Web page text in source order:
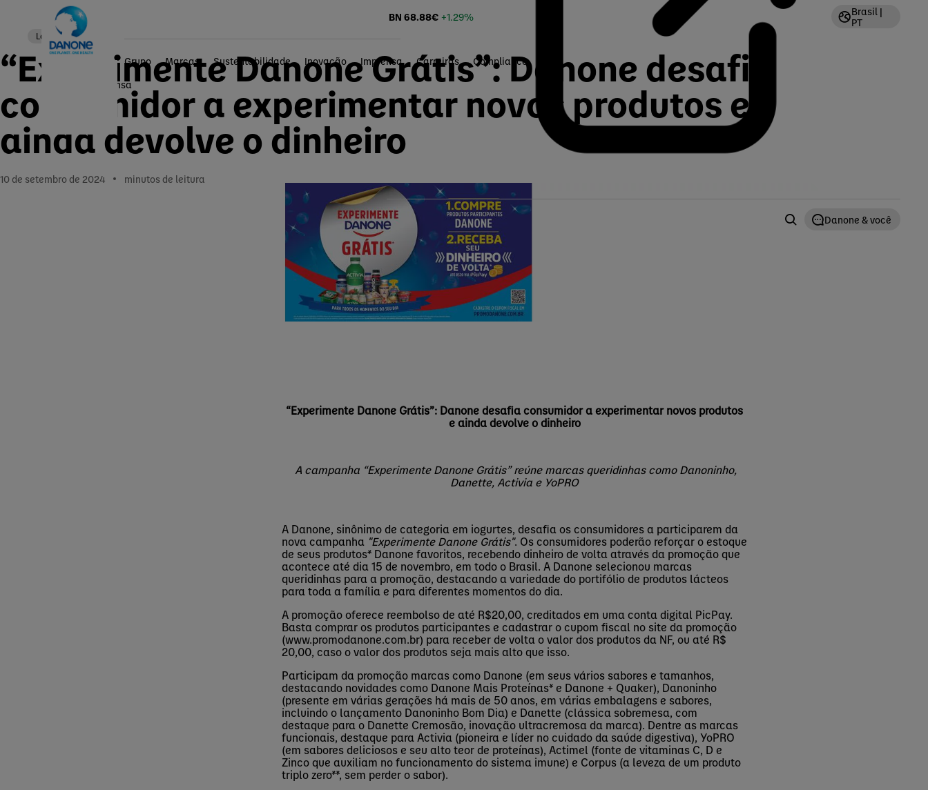
Grupo Marcas Sustentabilidade Inovação Imprensa Carreiras Compliance
BN 68.88€ +1.29%
Brasil |
PT
Danone & você
Imprensa
10 de setembro de 2024 minutos de leitura
“Experimente Danone Grátis”: Danone desafia
consumidor a experimentar novos produtos e
ainda devolve o dinheiro
Local news
“Experimente Danone Grátis”: Danone desafia consumidor a experimentar novos produtos
e ainda devolve o dinheiro
A campanha “Experimente Danone Grátis” reúne marcas queridinhas como Danoninho,
Danette, Activia e YoPRO
A Danone, sinônimo de categoria em iogurtes, desafia os consumidores a participarem da
nova campanha "Experimente Danone Grátis". Os consumidores poderão reforçar o estoque
de seus produtos* Danone favoritos, recebendo dinheiro de volta através da promoção que
acontece até dia 15 de novembro, em todo o Brasil. A Danone selecionou marcas
queridinhas para a promoção, destacando a variedade do portifólio de produtos lácteos
para toda a família e para diferentes momentos do dia.
A promoção oferece reembolso de até R$20,00, creditados em uma conta digital PicPay.
Basta comprar os produtos participantes e cadastrar o cupom fiscal no site da promoção
(www.promodanone.com.br) para receber de volta o valor dos produtos da NF, ou até R$
20,00, caso o valor dos produtos seja mais alto que isso.
Participam da promoção marcas como Danone (em seus vários sabores e tamanhos,
destacando novidades como Danone Mais Proteínas* e Danone + Quaker), Danoninho
(presente em várias gerações há mais de 50 anos, em várias embalagens e sabores,
incluindo o lançamento Danoninho Bom Dia) e Danette (clássica sobremesa, com
destaque para o Danette Cremosão, inovação ultracremosa da marca). Dentre as marcas
funcionais, destaque para Activia (pioneira e líder no cuidado da saúde digestiva), YoPRO
(em sabores deliciosos e seu alto teor de proteínas), Actimel (fonte de vitaminas C, D e
Zinco que auxiliam no funcionamento do sistema imune) e Corpus (a leveza de um produto
triplo zero**, sem perder o sabor).